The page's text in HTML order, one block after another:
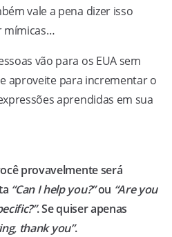
vale a pena dizer isso
mímicas…
vão para os EUA sem
aproveite para incrementar o
aprendidas em sua
provavelmente será
“Can I help you?”ou “Are you
. Se quiser apenas
thank you”.